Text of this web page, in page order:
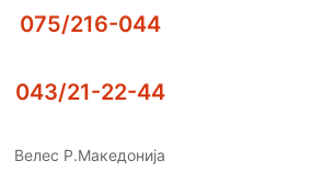
075/216-044
043/21-22-44
Велес Р.Македонија